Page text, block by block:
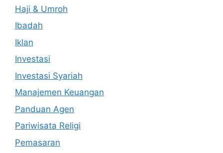
Haji & Umroh
Ibadah
Iklan
Investasi
Investasi Syariah
Manajemen Keuangan
Panduan Agen
Pariwisata Religi
Pemasaran